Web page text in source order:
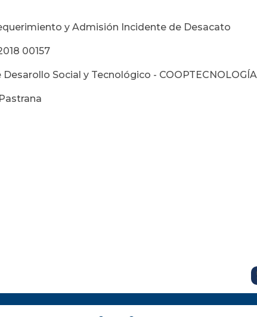
y Admisión Incidente de Desacato
00157
Social y Tecnológico - COOPTECNOLOGÍA